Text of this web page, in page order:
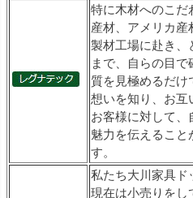
特に木材へのこだ
産材、アメリカ
製材工場に赴き、
まで、自らの目
質を見極めるだけ
想いを知り、お互
お客様に対して
魅力を伝えるこ
す。
私たち大川家具ド
現在は小売りをし